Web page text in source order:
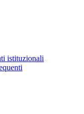
istituzionali